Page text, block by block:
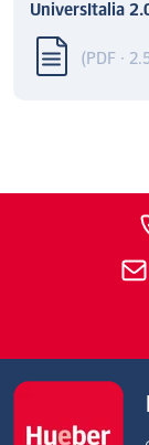
UniversItalia
(PDF ·